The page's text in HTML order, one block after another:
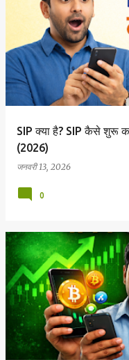
SIP क्या है? SIP कैसे शुरू
(2026)
जनवरी 13, 2026
0